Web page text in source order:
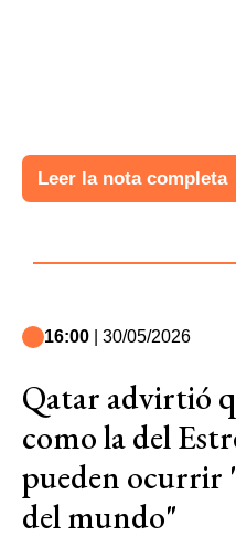
Leer la nota completa
16:00 | 30/05/2026
Qatar advirtió
como la del
pueden ocurrir
del mundo"